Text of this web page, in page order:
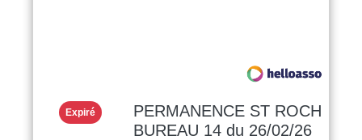
Expiré
PERMANENCE ST ROCH
BUREAU 14 du 26/02/26